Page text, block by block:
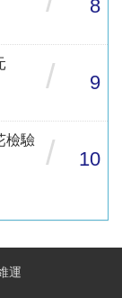
8
/ 9
檢驗
/ 10
運